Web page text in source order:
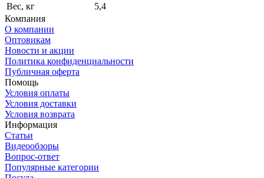
Вес, кг
5,4
Компания
О компании
Оптовикам
Новости и акции
Политика конфиденциальности
Публичная оферта
Помощь
Условия оплаты
Условия доставки
Условия возврата
Информация
Статьи
Видеообзоры
Вопрос-ответ
Популярные категории